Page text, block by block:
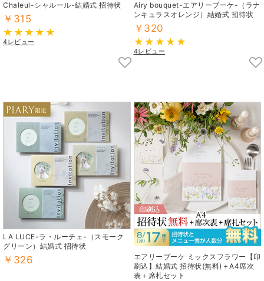
Chaleul-シャルール-結婚式 招待状
￥315
4レビュー
Airy bouquet-エアリーブーケ-（ラナ
ンキュラスオレンジ）結婚式 招待状
￥320
4レビュー
LA LUCE-ラ・ルーチェ-（スモーク
グリーン）結婚式 招待状
￥326
エアリーブーケ ミックスフラワー【印
刷込】結婚式 招待状(無料)＋A4席次
表＋席札セット